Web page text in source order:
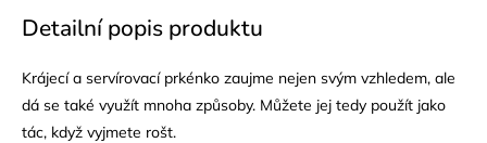
Detailní popis produktu
Krájecí a servírovací prkénko zaujme nejen svým vzhledem, ale
dá se také využít mnoha způsoby. Můžete jej tedy použít jako
tác, když vyjmete rošt.